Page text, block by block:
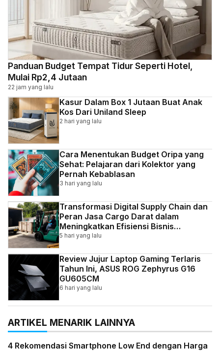
Panduan Budget Tempat Tidur Seperti Hotel,
Mulai Rp2,4 Jutaan
22 jam yang lalu
Kasur Dalam Box 1 Jutaan Buat Anak
Kos Dari Uniland Sleep
2 hari yang lalu
Cara Menentukan Budget Oripa yang
Sehat: Pelajaran dari Kolektor yang
Pernah Kebablasan
3 hari yang lalu
Transformasi Digital Supply Chain dan
Peran Jasa Cargo Darat dalam
Meningkatkan Efisiensi Bisnis
Indonesia
5 hari yang lalu
Review Jujur Laptop Gaming Terlaris
Tahun Ini, ASUS ROG Zephyrus G16
GU605CM
6 hari yang lalu
ARTIKEL MENARIK LAINNYA
4 Rekomendasi Smartphone Low End dengan Harga